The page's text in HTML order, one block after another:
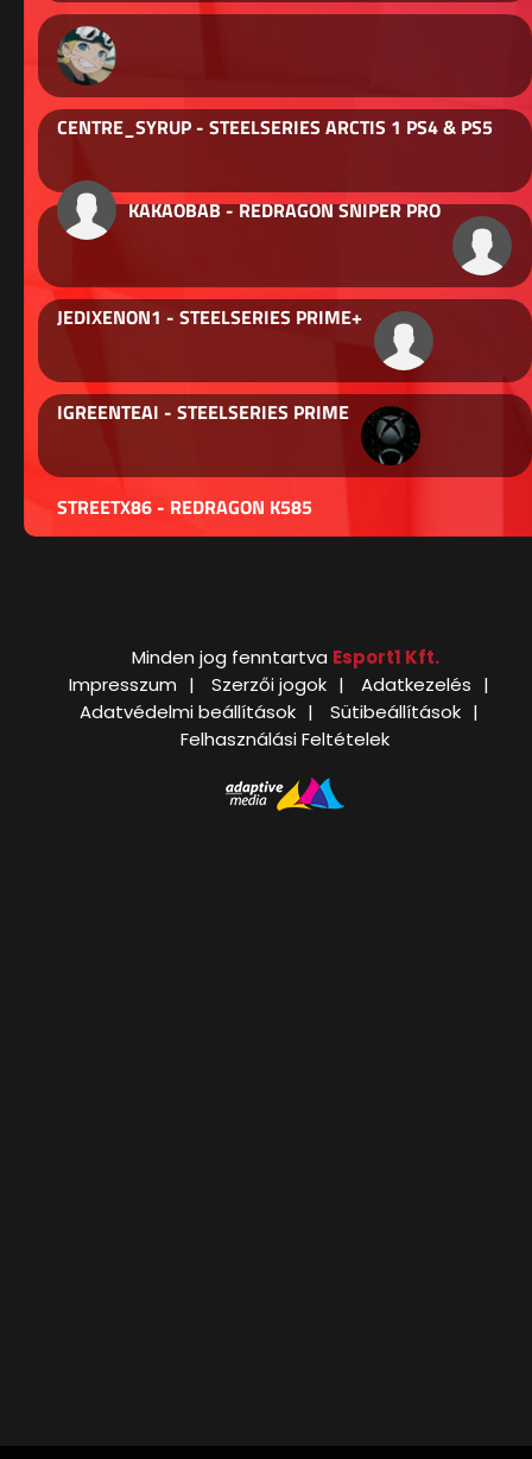
CENTRE_SYRUP - STEELSERIES ARCTIS 1 PS4 & PS5
KAKAOBAB - REDRAGON SNIPER PRO
JEDIXENON1 - STEELSERIES PRIME+
IGREENTEAI - STEELSERIES PRIME
STREETX86 - REDRAGON K585
Minden jog fenntartva Esport1 Kft.
Impresszum
Szerzői jogok
Adatkezelés
Adatvédelmi beállítások
Sütibeállítások
Felhasználási Feltételek